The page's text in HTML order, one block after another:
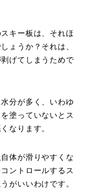
キー板は、それほ
ょうか？それは、
げてしまうためで
分が多く、いわゆ
塗っていないとス
なります。
体が滑りやすくな
ントロールするス
がいいわけです。